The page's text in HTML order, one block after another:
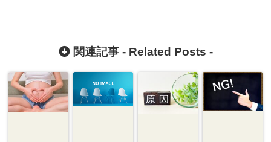
関連記事 - Related Posts -